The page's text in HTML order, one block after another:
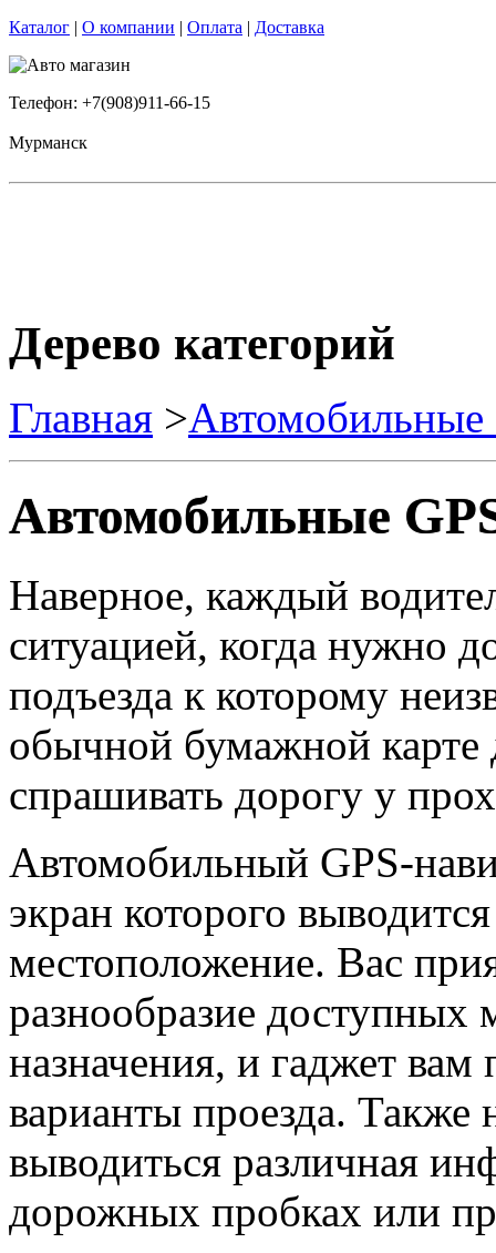
Каталог | О компании | Оплата | Доставка
Телефон: +7(908)911-66-15
Мурманск
Дерево категорий
Главная >Автомобильные
Автомобильные
Наверное, каждый
ситуацией, когда нужно
подъезда к которому
обычной бумажной карте
спрашивать дорогу у
Автомобильный GPS-
экран которого
местоположение. Вас
разнообразие доступных
назначения, и гаджет
варианты проезда.
выводиться различная
дорожных пробках или